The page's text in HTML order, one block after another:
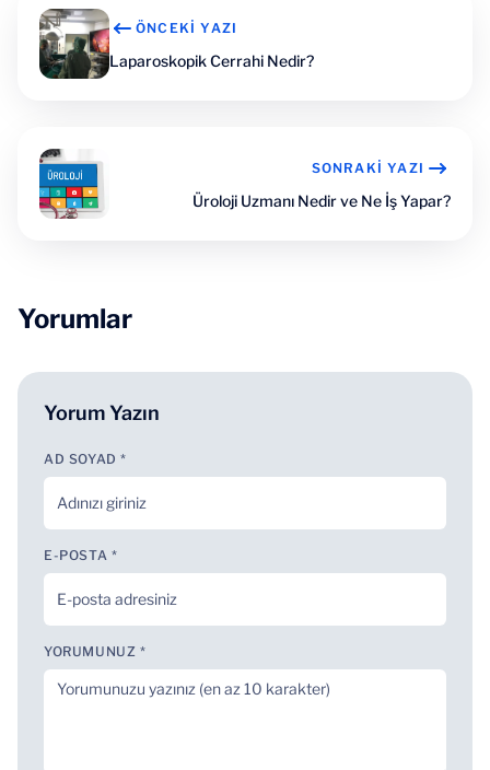
ÖNCEKI YAZI
Laparoskopik Cerrahi Nedir?
SONRAKI YAZI
Üroloji Uzmanı Nedir ve Ne İş Yapar?
Yorumlar
Yorum Yazın
AD SOYAD *
E-POSTA *
YORUMUNUZ *